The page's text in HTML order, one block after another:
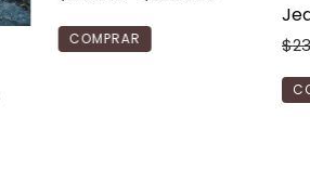
COMPRAR